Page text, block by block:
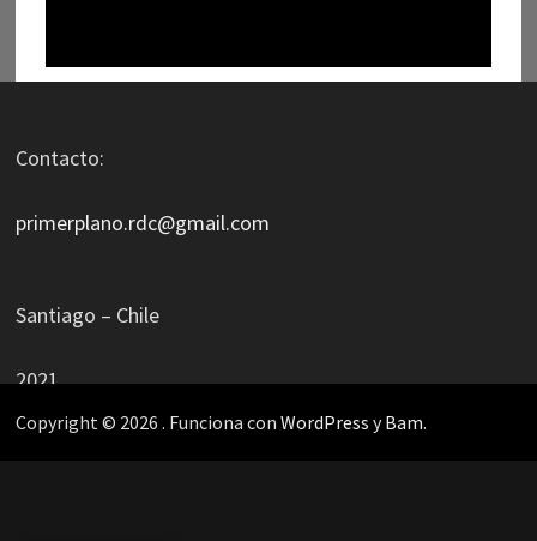
Contacto:
primerplano.rdc@gmail.com
Santiago – Chile
2021
Copyright © 2026 . Funciona con WordPress yBam.